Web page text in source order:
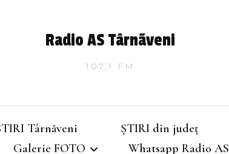
Radio AS Târnãveni
107,1 FM
Târnăveni ȘTIRI din județ
Galerie FOTO Whatsapp Radio AS